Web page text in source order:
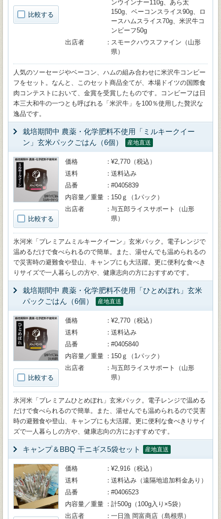
比較する
ンウインナー110g、あら太
150g、ベーコンスライス90g、ロ
ースハムスライス70g、米沢牛コ
ンビーフ50g
出店者
スモークハウスファイン（山形
県）
人気のソーセージやベーコン、ハムの組み合わせに米沢牛コンビー
フをセット。なんと、このセット商品全てが、本場ドイツの国際食
肉コンテストにおいて、金賞を受賞したものです。コンビーフは日
本三大和牛の一つとも呼ばれる「米沢牛」を100％使用した贅沢な
逸品です。
栽培期間中 農薬・化学肥料不使用「ミルキークイー
ン」玄米パックごはん（6個）
産地直送
比較する
価格
¥2,770（税込）
送料
送料込み
品番
#0405839
内容量／重量
150ｇ（1パック）
出店者
与五郎ライスサポート（山形
県）
氷河米「プレミアムミルキークイーン」玄米パック。電子レンジで
温めるだけで食べられるので簡単。また、湯せんでも温められるの
で災害時の避難食や登山、キャンプにも大活躍。更に便利な食べき
りサイズで一人暮らしの方や、健康志向の方におすすめです。
栽培期間中 農薬・化学肥料不使用「ひとめぼれ」玄米
パックごはん（6個）
産地直送
比較する
価格
¥2,770（税込）
送料
送料込み
品番
#0405840
内容量／重量
150ｇ（1パック）
出店者
与五郎ライスサポート（山形
県）
氷河米「プレミアムひとめぼれ」玄米パック。電子レンジで温める
だけで食べられるので簡単。また、湯せんでも温められるので災害
時の避難食や登山、キャンプにも大活躍。更に便利な食べきりサイ
ズで一人暮らしの方や、健康志向の方におすすめです。
キャンプ＆BBQ 干ニギス5袋セット 産地直送
価格
¥2,916（税込）
送料
送料込み（遠隔地追加料金あり）
品番
#0406523
内容量／重量
計500g（100g入り×5袋）
出店者
一日漁 岡富商店（島根県）